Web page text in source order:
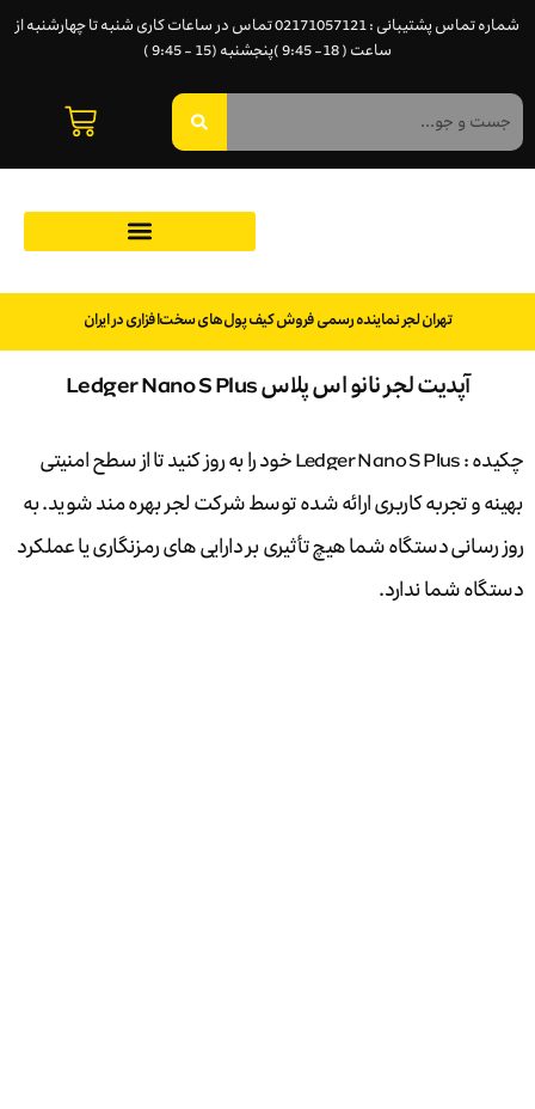
شماره تماس پشتیبانی : 02171057121 تماس در ساعات کاری شنبه تا چهارشنبه از
ساعت ( 18- 9:45 )پنجشنبه (15 - 9:45 )
تهران لجر نماینده رسمی فروش کیف پول‌های سخت‌افزاری در ایران
آپدیت لجر نانو اس پلاس Ledger Nano S Plus
چکیده : Ledger Nano S Plus خود را به روز کنید تا از سطح امنیتی
بهینه و تجربه کاربری ارائه شده توسط شرکت لجر بهره مند شوید. به
روز رسانی دستگاه شما هیچ تأثیری بر دارایی های رمزنگاری یا عملکرد
دستگاه شما ندارد.